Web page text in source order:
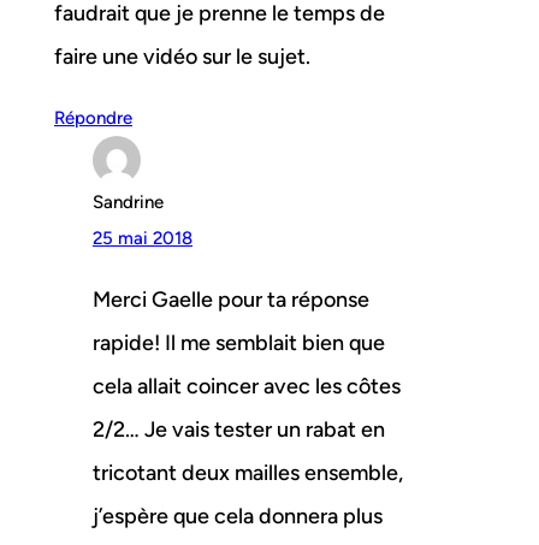
faudrait que je prenne le temps de
faire une vidéo sur le sujet.
Répondre
Sandrine
25 mai 2018
Merci Gaelle pour ta réponse
rapide! Il me semblait bien que
cela allait coincer avec les côtes
2/2… Je vais tester un rabat en
tricotant deux mailles ensemble,
j’espère que cela donnera plus